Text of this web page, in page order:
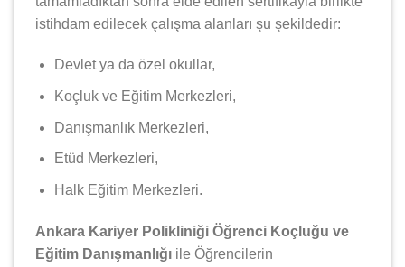
istihdam edilecek çalışma alanları şu şekildedir:
Devlet ya da özel okullar,
Koçluk ve Eğitim Merkezleri,
Danışmanlık Merkezleri,
Etüd Merkezleri,
Halk Eğitim Merkezleri.
Ankara Kariyer Polikliniği Öğrenci Koçluğu ve
Eğitim Danışmanlığı ile Öğrencilerin